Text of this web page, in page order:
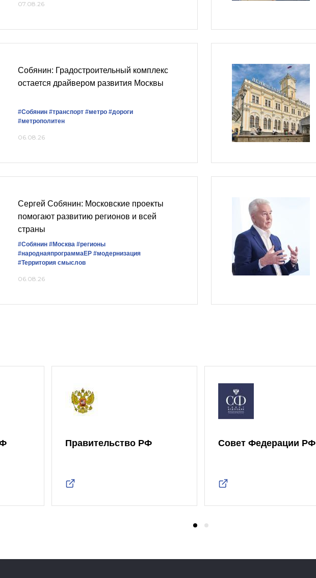
07.08.26
Собянин: Градостроительный комплекс
остается драйвером развития Москвы
#Собянин #транспорт #метро #дороги
#метрополитен
06.08.26
Сергей Собянин: Московские проекты
помогают развитию регионов и всей
страны
#Собянин #Москва #регионы
#народнаяпрограммаЕР #модернизация
#Территория смыслов
06.08.26
Правительство РФ Совет Федерации РФ